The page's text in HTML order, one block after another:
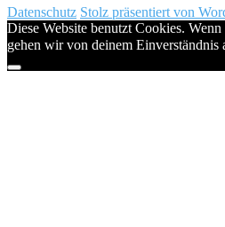
Datenschutz Stolz präsentiert von
Diese Website benutzt Cookies.
gehen wir von deinem Einverständnis